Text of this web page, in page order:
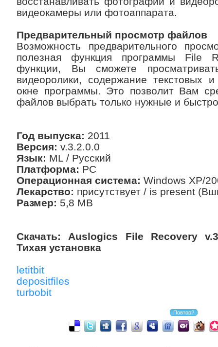
видеокамеры или фотоаппарата.
Предварительный просмотр файлов
Возможность предварительного
полезная функция программы File
функции, Вы сможете
видеоролики, содержание текстовых
окне программы. Это позволит Вам
файлов выбрать только нужные и
Год выпуска: 2011
Версия: v.3.2.0.0
Язык: ML / Русский
Платформа: PC
Операционная система: Windows XP/
Лекарство: присутствует / is present
Размер: 5,8 MB
Скачать: Auslogics File Recovery
Тихая установка
letitbit
depositfiles
turbobit